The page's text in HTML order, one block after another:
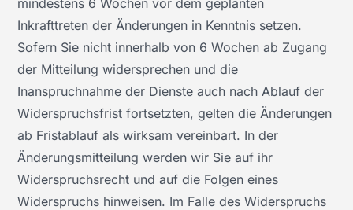
mindestens 6 Wochen vor dem geplanten
Inkrafttreten der Änderungen in Kenntnis setzen.
Sofern Sie nicht innerhalb von 6 Wochen ab Zugang
der Mitteilung widersprechen und die
Inanspruchnahme der Dienste auch nach Ablauf der
Widerspruchsfrist fortsetzten, gelten die Änderungen
ab Fristablauf als wirksam vereinbart. In der
Änderungsmitteilung werden wir Sie auf ihr
Widerspruchsrecht und auf die Folgen eines
Widerspruchs hinweisen. Im Falle des Widerspruchs